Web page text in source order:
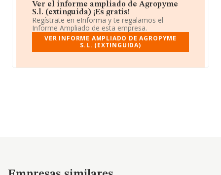
Ver el informe ampliado de Agropyme
S.l. (extinguida) ¡Es gratis!
Regístrate en eInforma y te regalamos el
Informe Ampliado de esta empresa.
VER INFORME AMPLIADO DE AGROPYME
S.L. (EXTINGUIDA)
Empresas similares